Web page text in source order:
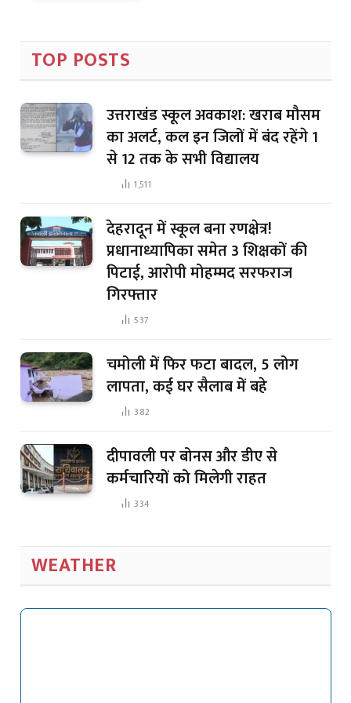
TOP POSTS
उत्तराखंड स्कूल अवकाश: खराब मौसम
का अलर्ट, कल इन जिलों में बंद रहेंगे 1
से 12 तक के सभी विद्यालय
1,511
देहरादून में स्कूल बना रणक्षेत्र!
प्रधानाध्यापिका समेत 3 शिक्षकों की
पिटाई, आरोपी मोहम्मद सरफराज
गिरफ्तार
537
चमोली में फिर फटा बादल, 5 लोग
लापता, कई घर सैलाब में बहे
382
दीपावली पर बोनस और डीए से
कर्मचारियों को मिलेगी राहत
334
WEATHER